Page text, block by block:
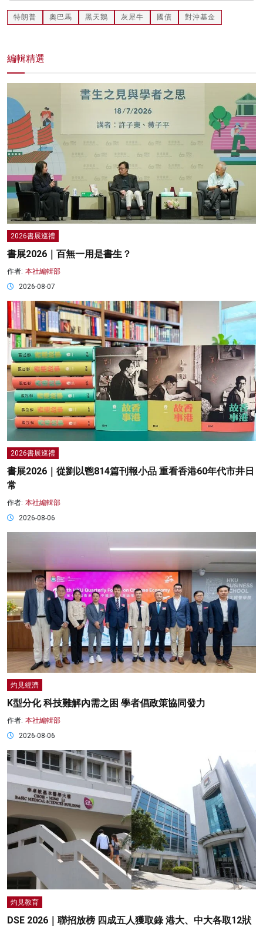
特朗普 奧巴馬 黑天鵝 灰犀牛 國債 對沖基金
編輯精選
2026書展巡禮
書展2026｜百無一用是書生？
作者: 本社編輯部
2026-08-07
2026書展巡禮
書展2026｜從劉以鬯814篇刊報小品 重看香港60年代市井日
常
作者: 本社編輯部
2026-08-06
灼見經濟
K型分化 科技難解內需之困 學者倡政策協同發力
作者: 本社編輯部
2026-08-06
灼見教育
DSE 2026｜聯招放榜 四成五人獲取錄 港大、中大各取12狀